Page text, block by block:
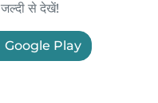
जल्दी से देखें!
Google Play